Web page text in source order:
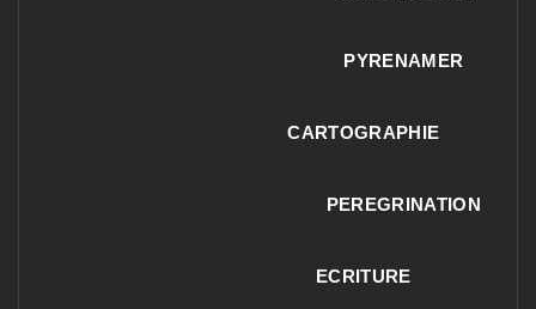
PYRENAMER
CARTOGRAPHIE
PEREGRINATION
ECRITURE